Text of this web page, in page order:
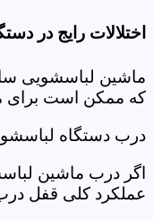
اختلالات رایج در
ماشین لباسشویی
که ممکن است برای
درب دستگاه
اگر درب ماشین
عملکرد کلی قفل